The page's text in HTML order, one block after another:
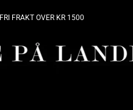
FRI FRAKT OVER KR 1500